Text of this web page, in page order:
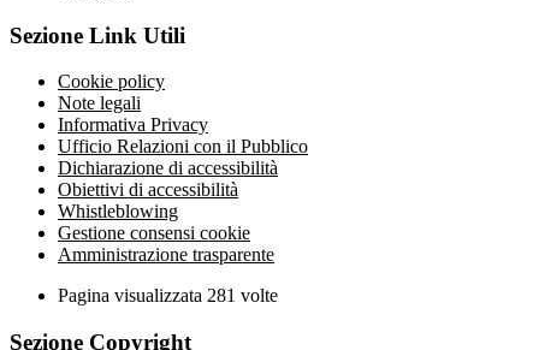
Sezione Link Utili
Cookie policy
Note legali
Informativa Privacy
Ufficio Relazioni con il Pubblico
Dichiarazione di accessibilità
Obiettivi di accessibilità
Whistleblowing
Gestione consensi cookie
Amministrazione trasparente
Pagina visualizzata 281 volte
Sezione Copyright